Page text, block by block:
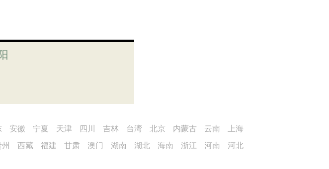
上海
云南
内蒙古
北京
台湾
吉林
四川
天津
宁夏
安徽
河北
河南
浙江
海南
湖北
湖南
澳门
甘肃
福建
西藏